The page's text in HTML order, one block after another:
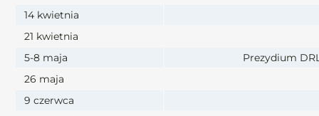
14 kwietnia
21 kwietnia
5-8 maja
Prezydium
26 maja
9 czerwca